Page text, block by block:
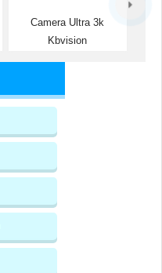
Camera Ultra 3k
Kbvision